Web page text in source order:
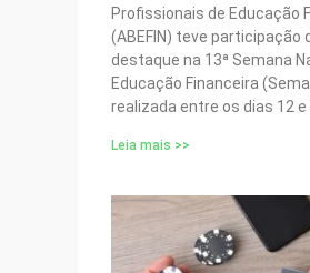
Profissionais de Educação
(ABEFIN) teve participação
destaque na 13ª Semana
Educação Financeira
realizada entre os dias 12 e
Leia mais >>